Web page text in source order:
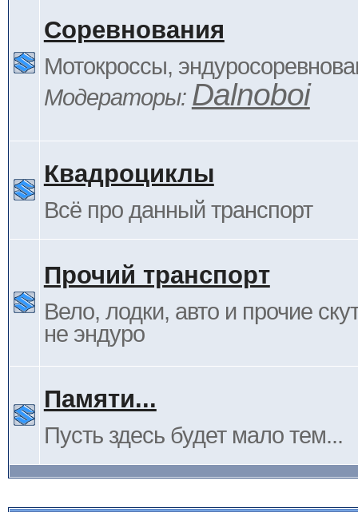
Соревнования
Мотокроссы,
Модераторы: Dalnoboi
Квадроциклы
Всё про данный транспорт
Прочий транспорт
Вело, лодки, авто и прочие
не эндуро
Памяти...
Пусть здесь будет мало тем...